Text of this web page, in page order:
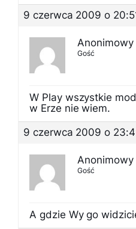
9 czerwca 2009 o
Anonimowy
Gość
W Play wszystkie
w Erze nie wiem.
9 czerwca 2009 o
Anonimowy
Gość
A gdzie Wy go